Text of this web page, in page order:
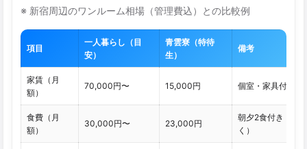
※ 新宿周辺のワンルーム相場（管理費込）との比較例
項目
一人暮らし（目
安）
青雲寮（特待
生）
備考
家賃（月
額）
70,000円〜 15,000円 個室・家具付き
食費（月
額）
30,000円〜 23,000円
朝夕2食付き（日
く）